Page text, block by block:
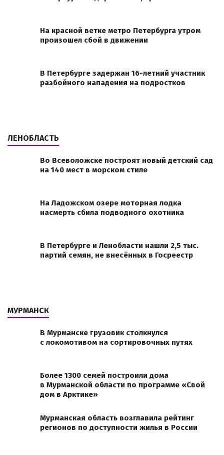
На красной ветке метро Петербурга утром
произошел сбой в движении
В Петербурге задержан 16-летний участник
разбойного нападения на подростков
ЛЕНОБЛАСТЬ
Во Всеволожске построят новый детский сад
на 140 мест в морском стиле
На Ладожском озере моторная лодка
насмерть сбила подводного охотника
В Петербурге и Ленобласти нашли 2,5 тыс.
партий семян, не внесённых в Госреестр
МУРМАНСК
В Мурманске грузовик столкнулся
с локомотивом на сортировочных путях
Более 1300 семей построили дома
в Мурманской области по программе «Свой
дом в Арктике»
Мурманская область возглавила рейтинг
регионов по доступности жилья в России